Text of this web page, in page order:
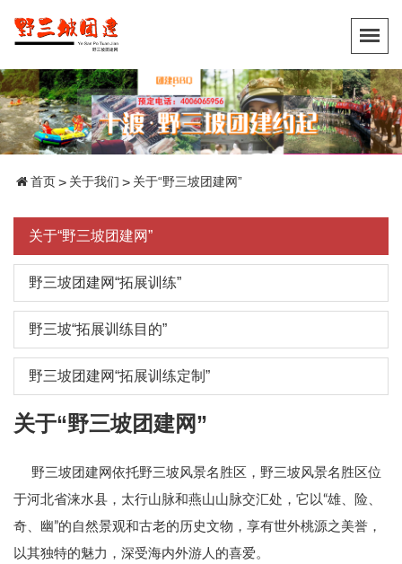
首页> 关于我们 > 关于“野三坡团建网”
关于“野三坡团建网”
野三坡团建网“拓展训练”
野三坡“拓展训练目的”
野三坡团建网“拓展训练定制”
关于“野三坡团建网”
野三坡团建网依托野三坡风景名胜区，野三坡风景名胜区位
于河北省涞水县，太行山脉和燕山山脉交汇处，它以“雄、险、
奇、幽”的自然景观和古老的历史文物，享有世外桃源之美誉，
以其独特的魅力，深受海内外游人的喜爱。